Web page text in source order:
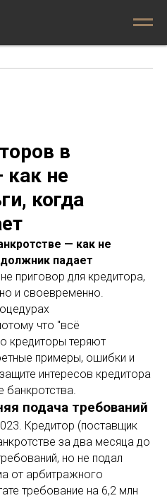
в
как не
когда
— как не
падает
приговор для кредитора,
и своевременно.
что "всё
кредиторы теряют
примеры, ошибки и
интересов кредитора
банкротства.
подача требований
Кредитор (поставщик
за два месяца до
но не подал
от арбитражного
требование на 6,2 млн